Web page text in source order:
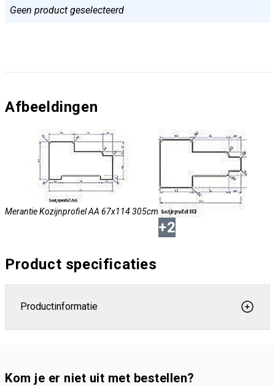
Geen product geselecteerd
Afbeeldingen
Merantie Kozijnprofiel AA 67x114 305cm
Merantie Kozijnprofiel BB 67x114 305cm
+2
Product specificaties
Productinformatie
Kom je er niet uit met bestellen?